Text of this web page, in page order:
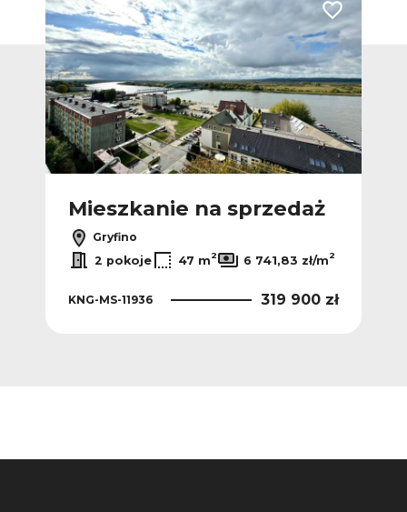
Dodaj do ulubionych Dodaj do
Mieszkanie na sprzedaż
Gryfino
2 pokoje
47 m2 6 741,83 zł/m2
KNG-MS-11936 319 900 zł